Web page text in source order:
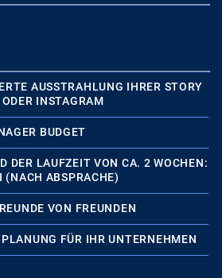
AUSSTRAHLUNG IHRER STORY
INSTAGRAM
BUDGET
DER LAUFZEIT VON CA. 2 WOCHEN:
ABSPRACHE)
VON FREUNDEN
FÜR IHR UNTERNEHMEN